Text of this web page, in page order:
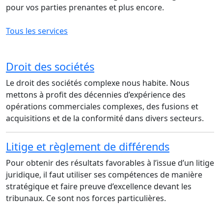
pour vos parties prenantes et plus encore.
Tous les services
Droit des sociétés
Le droit des sociétés complexe nous habite. Nous
mettons à profit des décennies d’expérience des
opérations commerciales complexes, des fusions et
acquisitions et de la conformité dans divers secteurs.
Litige et règlement de différends
Pour obtenir des résultats favorables à l’issue d’un litige
juridique, il faut utiliser ses compétences de manière
stratégique et faire preuve d’excellence devant les
tribunaux. Ce sont nos forces particulières.